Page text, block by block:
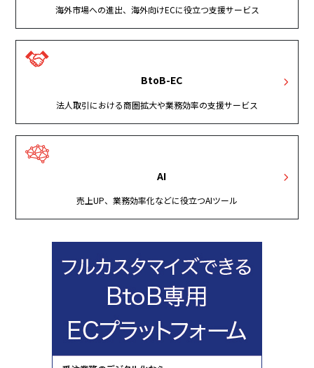
海外市場への進出、海外向けECに役立つ支援サービス
BtoB-EC
法人取引における商圏拡大や業務効率の支援サービス
AI
売上UP、業務効率化などに役立つAIツール